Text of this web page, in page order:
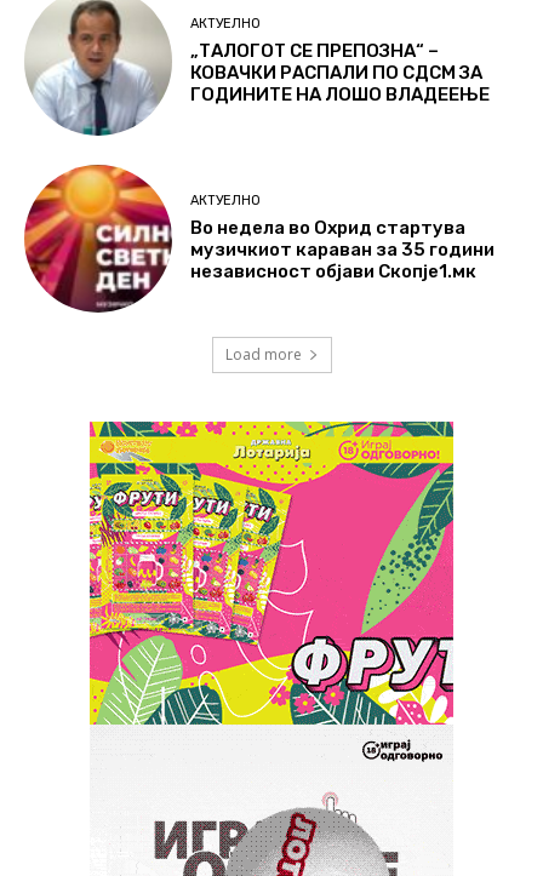
АКТУЕЛНО
„ТАЛОГОТ СЕ ПРЕПОЗНА“ –
КОВАЧКИ РАСПАЛИ ПО СДСМ ЗА
ГОДИНИТЕ НА ЛОШО ВЛАДЕЕЊЕ
АКТУЕЛНО
Во недела во Охрид стартува
музичкиот караван за 35 години
независност објави Скопје1.мк
Load more